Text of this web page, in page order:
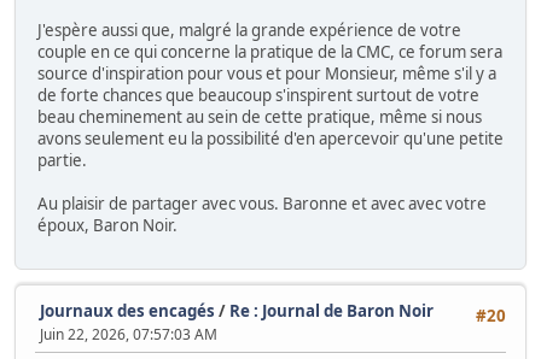
J'espère aussi que, malgré la grande expérience de votre
couple en ce qui concerne la pratique de la CMC, ce forum sera
source d'inspiration pour vous et pour Monsieur, même s'il y a
de forte chances que beaucoup s'inspirent surtout de votre
beau cheminement au sein de cette pratique, même si nous
avons seulement eu la possibilité d'en apercevoir qu'une petite
partie.
Au plaisir de partager avec vous. Baronne et avec avec votre
époux, Baron Noir.
#20
Journaux des encagés / Re : Journal de Baron Noir
Juin 22, 2026, 07:57:03 AM